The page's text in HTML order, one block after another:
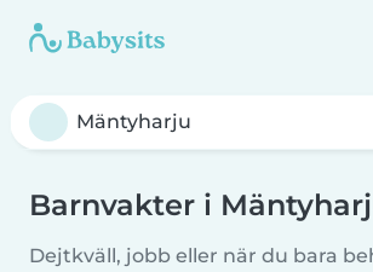
Barnvakter i
Dejtkväll, jobb eller när du bara